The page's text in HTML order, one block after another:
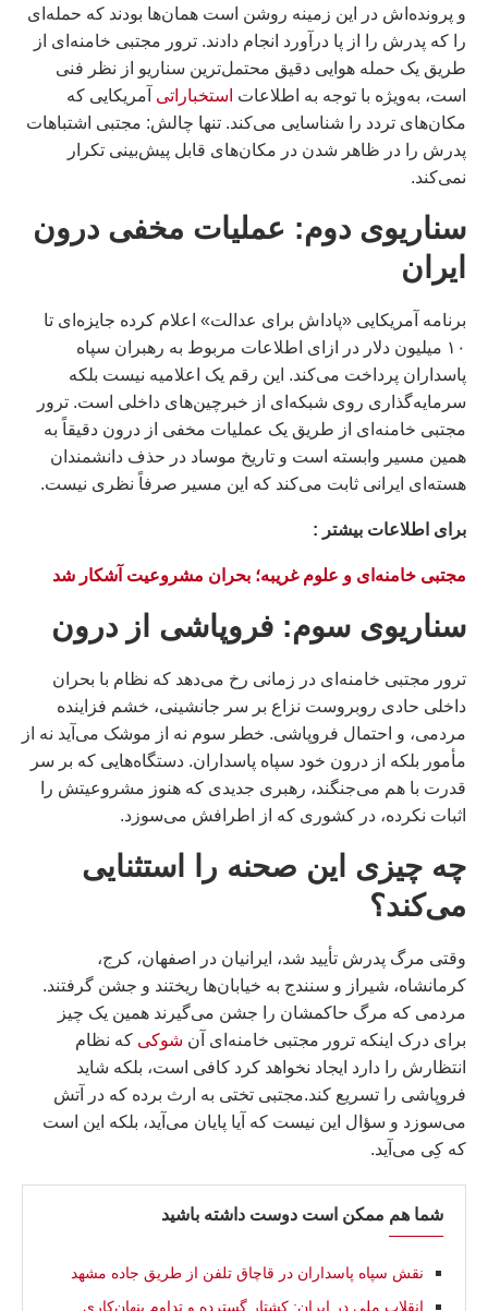
و پرونده‌اش در این زمینه روشن است همان‌ها بودند که حمله‌ای
را که پدرش را از پا درآورد انجام دادند. ترور مجتبی خامنه‌ای از
طریق یک حمله هوایی دقیق محتمل‌ترین سناریو از نظر فنی
است، به‌ویژه با توجه به اطلاعات استخباراتی آمریکایی که
مکان‌های تردد را شناسایی می‌کند. تنها چالش: مجتبی اشتباهات
پدرش را در ظاهر شدن در مکان‌های قابل پیش‌بینی تکرار
نمی‌کند.
سناریوی دوم: عملیات مخفی درون
ایران
برنامه آمریکایی «پاداش برای عدالت» اعلام کرده جایزه‌ای تا
۱۰ میلیون دلار در ازای اطلاعات مربوط به رهبران سپاه
پاسداران پرداخت می‌کند. این رقم یک اعلامیه نیست بلکه
سرمایه‌گذاری روی شبکه‌ای از خبرچین‌های داخلی است. ترور
مجتبی خامنه‌ای از طریق یک عملیات مخفی از درون دقیقاً به
همین مسیر وابسته است و تاریخ موساد در حذف دانشمندان
هسته‌ای ایرانی ثابت می‌کند که این مسیر صرفاً نظری نیست.
براى اطلاعات بيشتر :
مجتبی خامنه‌ای و علوم غریبه؛ بحران مشروعیت آشکار شد
سناریوی سوم: فروپاشی از درون
ترور مجتبی خامنه‌ای در زمانی رخ می‌دهد که نظام با بحران
داخلی حادی روبروست نزاع بر سر جانشینی، خشم فزاینده
مردمی، و احتمال فروپاشی. خطر سوم نه از موشک می‌آید نه از
مأمور بلکه از درون خود سپاه پاسداران. دستگاه‌هایی که بر سر
قدرت با هم می‌جنگند، رهبری جدیدی که هنوز مشروعیتش را
اثبات نکرده، در کشوری که از اطرافش می‌سوزد.
چه چیزی این صحنه را استثنایی
می‌کند؟
وقتی مرگ پدرش تأیید شد، ایرانیان در اصفهان، کرج،
کرمانشاه، شیراز و سنندج به خیابان‌ها ریختند و جشن گرفتند.
مردمی که مرگ حاکمشان را جشن می‌گیرند همین یک چیز
برای درک اینکه ترور مجتبی خامنه‌ای آن شوکی که نظام
انتظارش را دارد ایجاد نخواهد کرد کافی است، بلکه شاید
فروپاشی را تسریع کند.مجتبی تختی به ارث برده که در آتش
می‌سوزد و سؤال این نیست که آیا پایان می‌آید، بلکه این است
که کِی می‌آید.
شما هم ممکن است دوست داشته باشید
نقش سپاه پاسداران در قاچاق تلفن از طریق جاده مشهد
انقلاب ملی در ایران: کشتار گسترده و تداوم پنهان‌کاری